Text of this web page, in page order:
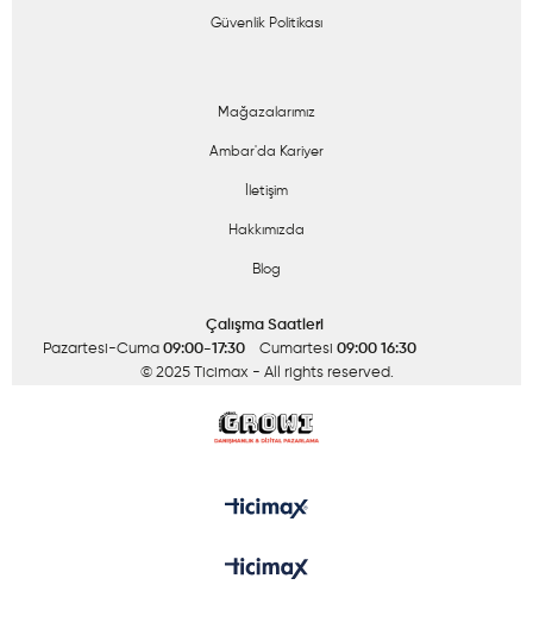
Güvenlik Politikası
Mağazalarımız
Ambar'da Kariyer
İletişim
Hakkımızda
Blog
Çalışma Saatleri
Pazartesi-Cuma 09:00-17:30 Cumartesi 09:00 16:30
© 2025 Ticimax - All rights reserved.